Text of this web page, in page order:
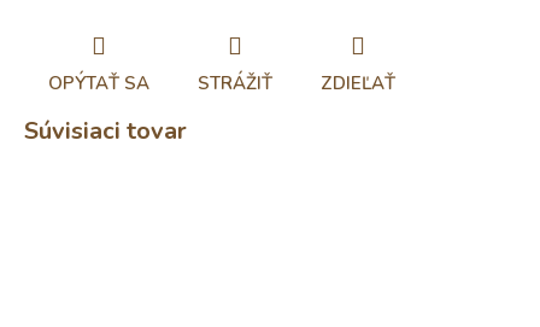
OPÝTAŤ SA STRÁŽIŤ ZDIEĽAŤ
Súvisiaci tovar